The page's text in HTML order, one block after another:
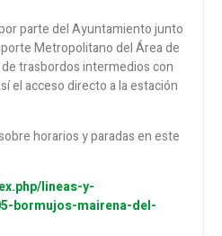
parte del Ayuntamiento junto
Metropolitano del Área de
trasbordos intermedios con
el acceso directo a la estación
horarios y paradas en este
lineas-y-
bormujos-mairena-del-